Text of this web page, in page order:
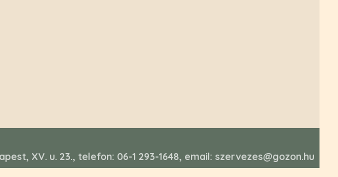
XV. u. 23., telefon: 06-1 293-1648, email: szervezes@gozon.hu